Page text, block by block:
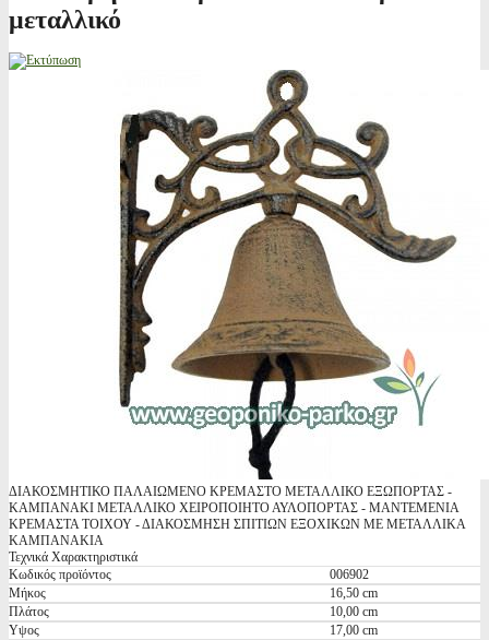
μεταλλικό
ΔΙΑΚΟΣΜΗΤΙΚΟ ΠΑΛΑΙΩΜΕΝΟ ΚΡΕΜΑΣΤΟ ΜΕΤΑΛΛΙΚΟ ΕΞΩΠΟΡΤΑΣ -
ΚΑΜΠΑΝΑΚΙ ΜΕΤΑΛΛΙΚΟ ΧΕΙΡΟΠΟΙΗΤΟ ΑΥΛΟΠΟΡΤΑΣ - ΜΑΝΤΕΜΕΝΙΑ
ΚΡΕΜΑΣΤΑ ΤΟΙΧΟΥ - ΔΙΑΚΟΣΜΗΣΗ ΣΠΙΤΙΩΝ ΕΞΟΧΙΚΩΝ ΜΕ ΜΕΤΑΛΛΙΚΑ
ΚΑΜΠΑΝΑΚΙΑ
Τεχνικά Χαρακτηριστικά
Κωδικός προϊόντος
006902
Μήκος
16,50 cm
Πλάτος
10,00 cm
Υψος
17,00 cm